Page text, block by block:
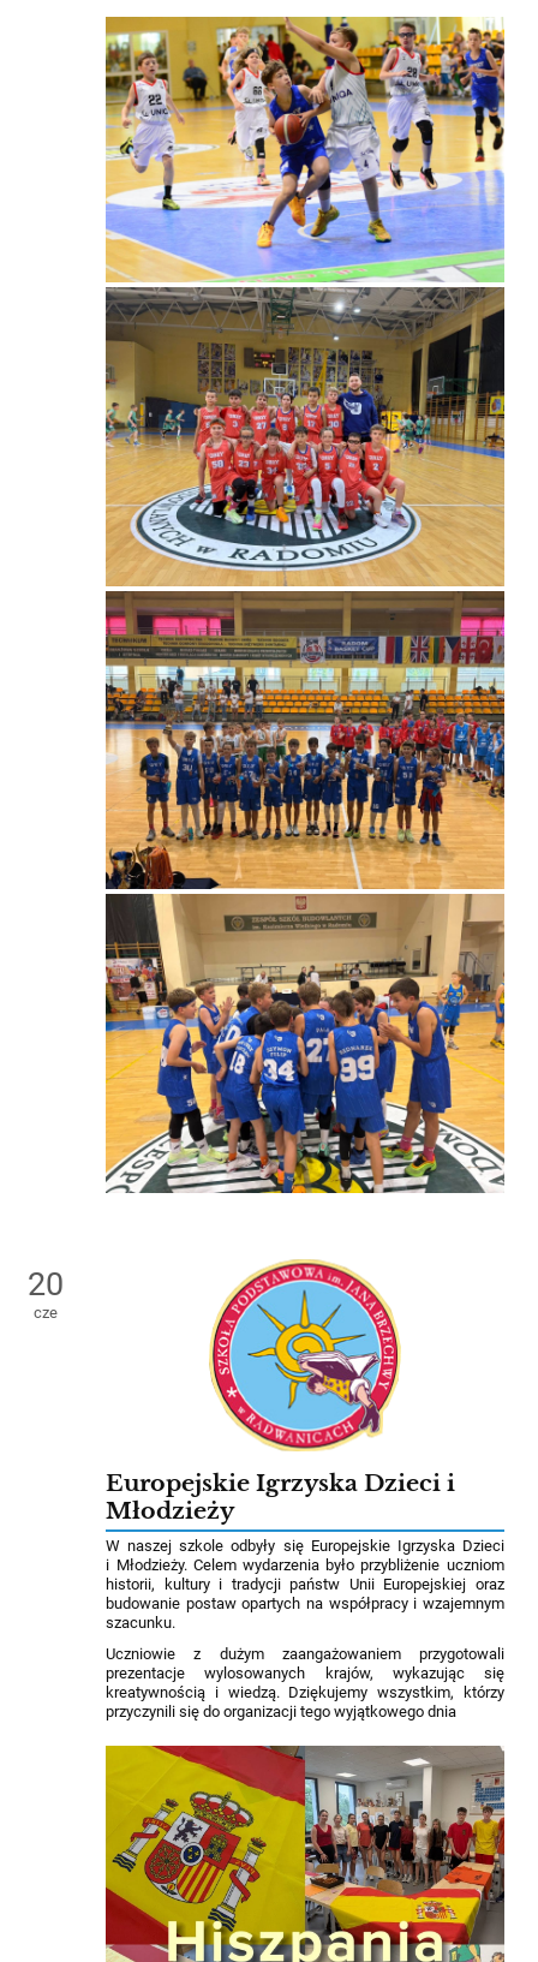
20
cze
Europejskie Igrzyska Dzieci i
Młodzieży
W naszej szkole odbyły się Europejskie Igrzyska Dzieci
i Młodzieży. Celem wydarzenia było przybliżenie uczniom
historii, kultury i tradycji państw Unii Europejskiej oraz
budowanie postaw opartych na współpracy i wzajemnym
szacunku.
Uczniowie z dużym zaangażowaniem przygotowali
prezentacje wylosowanych krajów, wykazując się
kreatywnością i wiedzą. Dziękujemy wszystkim, którzy
przyczynili się do organizacji tego wyjątkowego dnia